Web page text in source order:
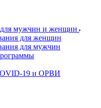
для мужчин и женщин
для женщин
для мужчин
19 и ОРВИ